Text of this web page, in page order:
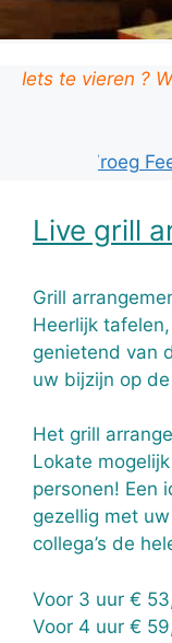
Iets te vieren ?
ook Vroeg
Live grill
Grill
Heerlijk
genietend van
uw bijzijn op
Het grill
Lokate
personen! Een
gezellig met
collega’s de
Voor 3 uur €
Voor 4 uur €